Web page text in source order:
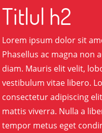
Titlul h2
Lorem ipsum dolor sit
Phasellus ac magna non
diam. Mauris elit velit,
vestibulum vitae libero.
consectetur adipiscing
mattis viverra. Nulla a
tempor metus eget